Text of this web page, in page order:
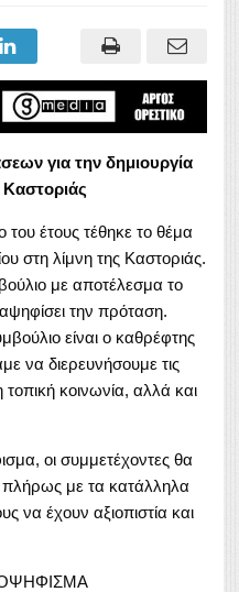
για την δημιουργία
έτους τέθηκε το θέμα
στη λίμνη της Καστοριάς.
με αποτέλεσμα το
την πρόταση.
είναι ο καθρέφτης
να διερευνήσουμε τις
τοπική κοινωνία, αλλά και
οι συμμετέχοντες θα
πλήρως με τα κατάλληλα
να έχουν αξιοπιστία και